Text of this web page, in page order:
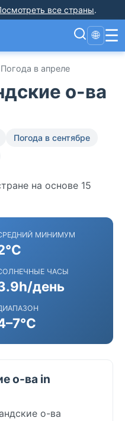
все страны.
🌐 ☰
Погода в апреле
о-ва
Погода в сентябре
на основе 15
МИНИМУМ
ЧАСЫ
день
о-ва in
о-ва